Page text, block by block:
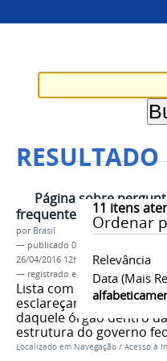
11 itens
Ordenar
Relevância
Data (mais
Página sobre
frequentes
por Brasil
— publicado 04/06/2013
26/04/2016 12h17
— registrado em:
tag 1, tag 2 tag 3
Lista com perguntas que
esclareçam como é a
daquele órgão dentro da
estrutura do governo
Localizado em Navegação / Acesso à